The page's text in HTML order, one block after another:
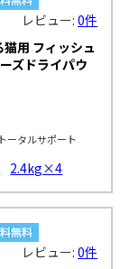
レビュー:0件
用 フィッシュ
ズドライパウ
ータルサポート
2.4kg×4
レビュー:0件